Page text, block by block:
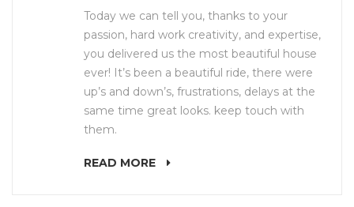
Today we can tell you, thanks to your
passion, hard work creativity, and expertise,
you delivered us the most beautiful house
ever! It’s been a beautiful ride, there were
up’s and down’s, frustrations, delays at the
same time great looks. keep touch with
them.
READ MORE